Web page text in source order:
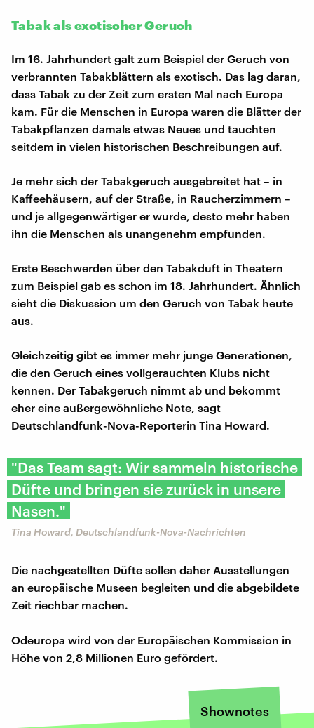
Tabak als exotischer Geruch
Im 16. Jahrhundert galt zum Beispiel der Geruch von
verbrannten Tabakblättern als exotisch. Das lag daran,
dass Tabak zu der Zeit zum ersten Mal nach Europa
kam. Für die Menschen in Europa waren die Blätter der
Tabakpflanzen damals etwas Neues und tauchten
seitdem in vielen historischen Beschreibungen auf.
Je mehr sich der Tabakgeruch ausgebreitet hat – in
Kaffeehäusern, auf der Straße, in Raucherzimmern –
und je allgegenwärtiger er wurde, desto mehr haben
ihn die Menschen als unangenehm empfunden.
Erste Beschwerden über den Tabakduft in Theatern
zum Beispiel gab es schon im 18. Jahrhundert. Ähnlich
sieht die Diskussion um den Geruch von Tabak heute
aus.
Gleichzeitig gibt es immer mehr junge Generationen,
die den Geruch eines vollgerauchten Klubs nicht
kennen. Der Tabakgeruch nimmt ab und bekommt
eher eine außergewöhnliche Note, sagt
Deutschlandfunk-Nova-Reporterin Tina Howard.
"Das Team sagt: Wir sammeln historische
Düfte und bringen sie zurück in unsere
Nasen."
Tina Howard, Deutschlandfunk-Nova-Nachrichten
Die nachgestellten Düfte sollen daher Ausstellungen
an europäische Museen begleiten und die abgebildete
Zeit riechbar machen.
Odeuropa wird von der Europäischen Kommission in
Höhe von 2,8 Millionen Euro gefördert.
Shownotes